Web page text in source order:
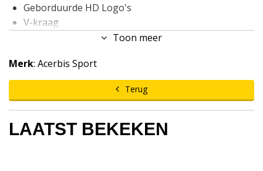
Geborduurde HD Logo's
V-kraag
Standaard afwerking
Ladies Fit
120 gram
Toon meer
Merk: Acerbis Sport
Terug
LAATST BEKEKEN